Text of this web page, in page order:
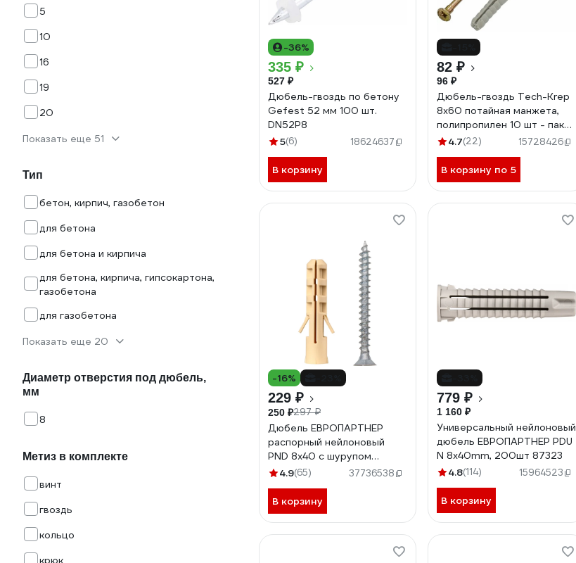
5
10
16
19
20
Показать еще 51
Тип
бетон, кирпич, газобетон
для бетона
для бетона и кирпича
для бетона, кирпича, гипсокартона,
газобетона
для газобетона
Показать еще 20
Диаметр отверстия под дюбель,
мм
8
Метиз в комплекте
винт
гвоздь
кольцо
крюк
-36%
335 ₽
527 ₽
Дюбель-гвоздь по бетону
Gefest 52 мм 100 шт.
DN52P8
5(6) 18624637
В корзину
82 ₽
96 ₽
Дюбель-гвоздь Tech-Krep
8х60 потайная манжета,
полипропилен 10 шт - пакет
103904
4.7(22) 15728426
В корзину по 5
-16%
229 ₽
250 ₽297 ₽
Дюбель ЕВРОПАРТНЕР
распорный нейлоновый
PND 8х40 с шурупом
5,0х50 40 шт. K2 0483 0
4.9(65) 37736538
В корзину
779 ₽
1 160 ₽
Универсальный нейлоновый
дюбель ЕВРОПАРТНЕР PDU
N 8х40mm, 200шт 87323
4.8(114) 15964523
В корзину